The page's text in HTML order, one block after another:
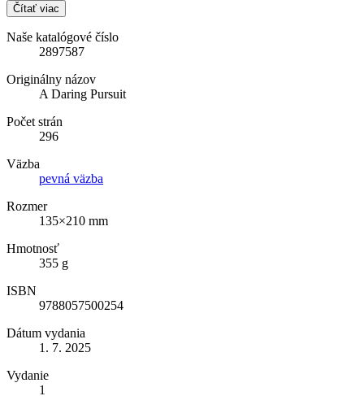
Čítať viac
Naše katalógové číslo
2897587
Originálny názov
A Daring Pursuit
Počet strán
296
Väzba
pevná väzba
Rozmer
135×210 mm
Hmotnosť
355 g
ISBN
9788057500254
Dátum vydania
1. 7. 2025
Vydanie
1